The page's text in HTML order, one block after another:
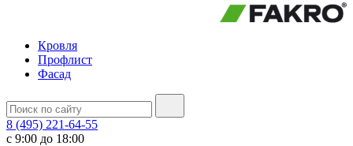
Кровля
Профлист
Фасад
8 (495) 221-64-55
с 9:00 до 18:00